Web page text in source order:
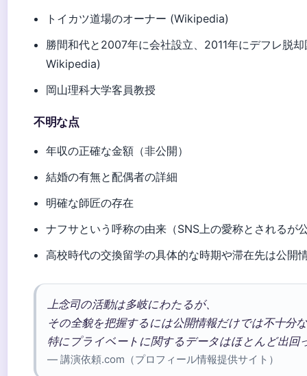
トイカツ道場のオーナー (Wikipedia)
勝間和代と2007年に会社設立、2011年にデフレ脱
Wikipedia)
岡山理科大学客員教授
不明な点
年収の正確な金額（非公開）
結婚の有無と配偶者の詳細
明確な師匠の存在
ナフサという呼称の由来（SNS上の愛称とされるが
高校時代の交換留学の具体的な時期や滞在先は公開
上念司の活動は多岐にわたるが、
その全貌を把握するには公開情報だけでは不十分
特にプライベートに関するデータはほとんど出回
— 講演依頼.com（プロフィール情報提供サイト）